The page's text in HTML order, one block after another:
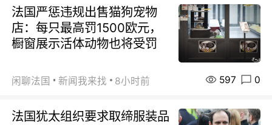
法国严惩违规出售猫狗宠物
店：每只最高罚1500欧元，
橱窗展示活体动物也将受罚
闲聊法国 新闻我来找 8小时前 597 0
法国犹太组织要求取缔服装品